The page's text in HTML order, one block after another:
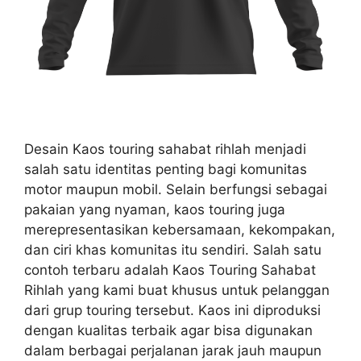
Desain Kaos touring sahabat rihlah menjadi
salah satu identitas penting bagi komunitas
motor maupun mobil. Selain berfungsi sebagai
pakaian yang nyaman, kaos touring juga
merepresentasikan kebersamaan, kekompakan,
dan ciri khas komunitas itu sendiri. Salah satu
contoh terbaru adalah Kaos Touring Sahabat
Rihlah yang kami buat khusus untuk pelanggan
dari grup touring tersebut. Kaos ini diproduksi
dengan kualitas terbaik agar bisa digunakan
dalam berbagai perjalanan jarak jauh maupun